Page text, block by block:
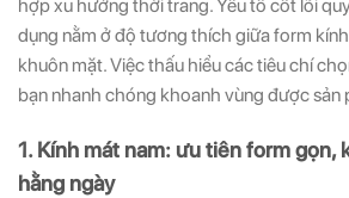
hợp xu hướng thời trang. Yếu tố cốt lõi
dụng nằm ở độ tương thích giữa form
khuôn mặt. Việc thấu hiểu các tiêu chí
bạn nhanh chóng khoanh vùng được sản
1. Kính mát nam: ưu tiên form gọn,
hằng ngày